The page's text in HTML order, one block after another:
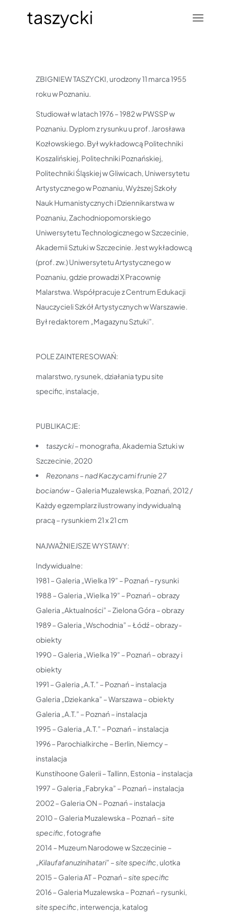
ZBIGNIEW TASZYCKI, urodzony 11 marca 1955
roku w Poznaniu.
Studiował w latach 1976 – 1982 w PWSSP w
Poznaniu. Dyplom z rysunku u prof. Jarosława
Kozłowskiego. Był wykładowcą Politechniki
Koszalińskiej, Politechniki Poznańskiej,
Politechniki Śląskiej w Gliwicach, Uniwersytetu
Artystycznego w Poznaniu, Wyższej Szkoły
Nauk Humanistycznych i Dziennikarstwa w
Poznaniu, Zachodniopomorskiego
Uniwersytetu Technologicznego w Szczecinie,
Akademii Sztuki w Szczecinie. Jest wykładowcą
(prof. zw.) Uniwersytetu Artystycznego w
Poznaniu, gdzie prowadzi X Pracownię
Malarstwa. Współpracuje z Centrum Edukacji
Nauczycieli Szkół Artystycznych w Warszawie.
Był redaktorem „Magazynu Sztuki”.
POLE ZAINTERESOWAŃ:
malarstwo, rysunek, działania typu site
specific, instalacje,
PUBLIKACJE:
taszycki– monografia, Akademia Sztuki w
Szczecinie, 2020
Rezonans – nad Kaczycami frunie 27
bocianów– Galeria Muzalewska, Poznań, 2012 /
Każdy egzemplarz ilustrowany indywidualną
pracą – rysunkiem 21 x 21 cm
NAJWAŻNIEJSZE WYSTAWY:
Indywidualne:
1981 – Galeria „Wielka 19” – Poznań – rysunki
1988 – Galeria „Wielka 19” – Poznań – obrazy
Galeria „Aktualności” – Zielona Góra – obrazy
1989 – Galeria „Wschodnia” – Łódź – obrazy-
obiekty
1990 – Galeria „Wielka 19” – Poznań – obrazy i
obiekty
1991 – Galeria „A.T.” – Poznań – instalacja
Galeria „Dziekanka” – Warszawa – obiekty
Galeria „A.T.” – Poznań – instalacja
1995 – Galeria „A.T.” – Poznań – instalacja
1996 – Parochialkirche – Berlin, Niemcy –
instalacja
Kunstihoone Galerii – Tallinn, Estonia – instalacja
1997 – Galeria „Fabryka” – Poznań – instalacja
2002 – Galeria ON – Poznań – instalacja
2010 – Galeria Muzalewska – Poznań –site
specific, fotografie
2014 – Muzeum Narodowe w Szczecinie –
„Kilaufafanuzinihatari” –site specific, ulotka
2015 – Galeria AT – Poznań –site specific
2016 – Galeria Muzalewska – Poznań – rysunki,
site specific, interwencja, katalog